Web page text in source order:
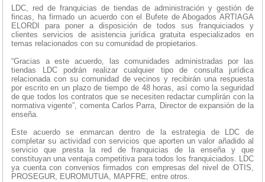
LDC, red de franquicias de tiendas de administración y gestión de
fincas, ha firmado un acuerdo con el Bufete de Abogados ARTIAGA
ELORDI para poner a disposición de todos sus franquiciados y
clientes servicios de asistencia jurídica gratuita especializados en
temas relacionados con su comunidad de propietarios.
“Gracias a este acuerdo, las comunidades administradas por las
tiendas LDC podrán realizar cualquier tipo de consulta jurídica
relacionada con su comunidad de vecinos y recibirán una respuesta
por escrito en un plazo de tiempo de 48 horas, así como la seguridad
de que todos los contratos que se necesiten redactar cumplirán con la
normativa vigente”, comenta Carlos Parra, Director de expansión de la
enseña.
Este acuerdo se enmarcan dentro de la estrategia de LDC de
completar su actividad con servicios que aporten un valor añadido al
servicio que presta la red de franquicias de la enseña y que
constituyan una ventaja competitiva para todos los franquiciados. LDC
ya cuenta con convenios firmados con empresas del nivel de OTIS,
PROSEGUR, EUROMUTUA, MAPFRE, entre otros.